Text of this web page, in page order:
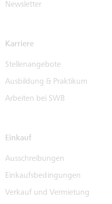
Newsletter
Karriere
Stellenangebote
Ausbildung & Praktikum
Arbeiten bei SWB
Einkauf
Ausschreibungen
Einkaufsbedingungen
Verkauf und Vermietung